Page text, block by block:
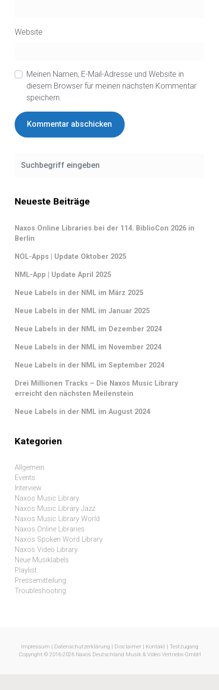
Website
Meinen Namen, E-Mail-Adresse und Website in
diesem Browser für meinen nächsten Kommentar
speichern.
Neueste Beiträge
Naxos Online Libraries bei der 114. BiblioCon 2026 in
Berlin
NOL-Apps | Update Oktober 2025
NML-App | Update April 2025
Neue Labels in der NML im März 2025
Neue Labels in der NML im Januar 2025
Neue Labels in der NML im Dezember 2024
Neue Labels in der NML im November 2024
Neue Labels in der NML im September 2024
Drei Millionen Tracks – Die Naxos Music Library
erreicht den nächsten Meilenstein
Neue Labels in der NML im August 2024
Kategorien
Allgemein
Events
Interview
Naxos Music Library
Naxos Music Library Jazz
Naxos Music Library World
Naxos Online Libraries
Naxos Spoken Word Library
Naxos Video Library
Neue Musiklabels
Playlist
Pressemitteilung
Troubleshooting
Impressum Datenschutzerklärung Disclaimer| Kontakt
Testzugang
Copyright © 2016-2026 Naxos Deutschland Musik & Video Vertriebs-GmbH